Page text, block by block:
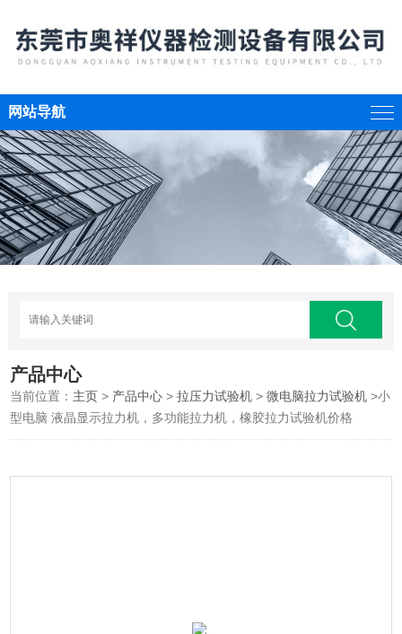
网站导航
产品中心
当前位置： 主页 > 产品中心 >拉压力试验机 >微电脑拉力试验机 >小
型电脑 液晶显示拉力机，多功能拉力机，橡胶拉力试验机价格